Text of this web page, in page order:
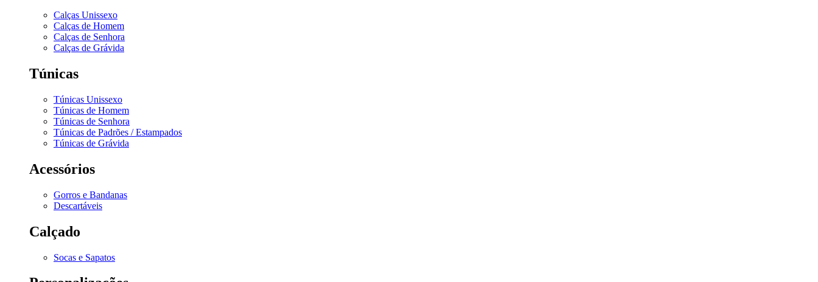
Calças Unissexo
Calças de Homem
Calças de Senhora
Calças de Grávida
Túnicas
Túnicas Unissexo
Túnicas de Homem
Túnicas de Senhora
Túnicas de Padrões / Estampados
Túnicas de Grávida
Acessórios
Gorros e Bandanas
Descartáveis
Calçado
Socas e Sapatos